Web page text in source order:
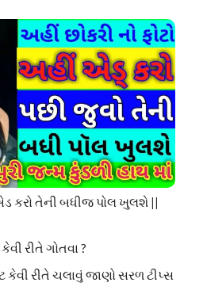
કરો તેની બધીજ પોલ ખુલશે ||
રીતે ગોતવા ?
કેવી રીતે ચલાવું જાણો સરળ ટીપ્સ